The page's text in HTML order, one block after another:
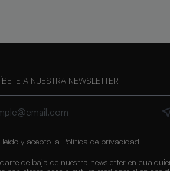
A NUESTRA NEWSLETTER
leído y acepto la Política de privacidad
darte de baja de nuestra newsletter en